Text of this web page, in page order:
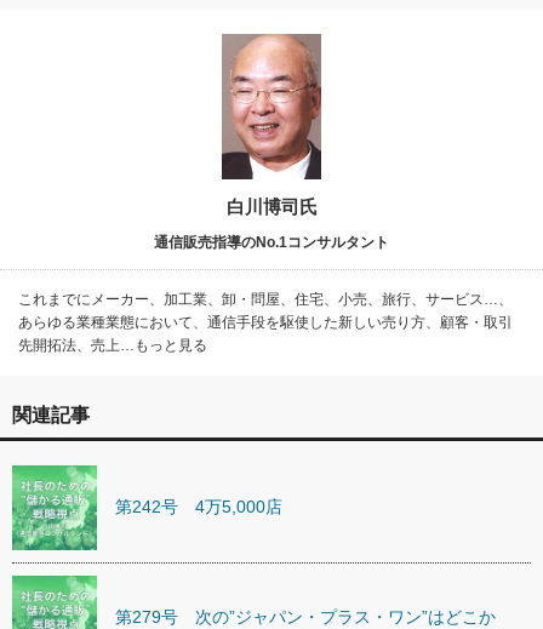
白川博司氏
通信販売指導のNo.1コンサルタント
これまでにメーカー、加工業、卸・問屋、住宅、小売、旅行、サービス…、
あらゆる業種業態において、通信手段を駆使した新しい売り方、顧客・取引
先開拓法、売上…もっと見る
関連記事
第242号 4万5,000店
第279号 次の”ジャパン・プラス・ワン”はどこか